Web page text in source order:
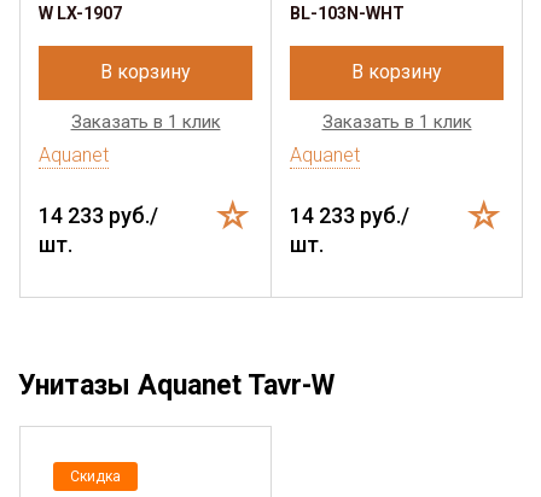
W LX-1907
В корзину
Заказать в 1 клик
Aquanet
14 233 руб./
шт.
BL-103N-WHT
В корзину
Заказать в 1 клик
Aquanet
14 233 руб./
шт.
Унитазы Aquanet Tavr-W
Скидка